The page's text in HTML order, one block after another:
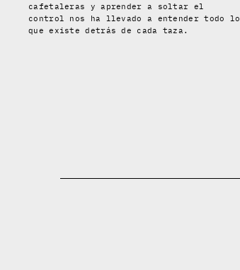
cafetaleras y aprender a soltar el
control nos ha llevado a entender todo lo
que existe detrás de cada taza.